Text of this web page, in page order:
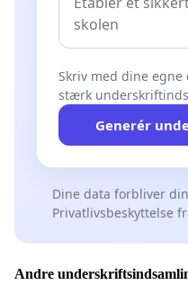
Skriv med dine
stærk
Generér
Dine data forbliver
Privatlivsbeskyttelse
Andre